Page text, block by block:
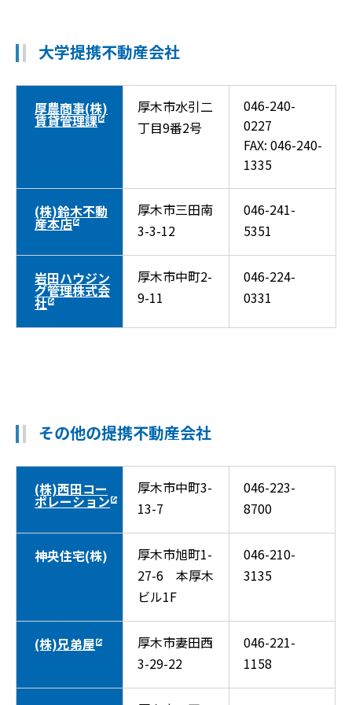
大学提携不動産会社
厚農商事(株)
賃貸管理課
厚木市水引二
丁目9番2号
046-240-
0227
FAX: 046-240-
1335
(株)鈴木不動
産本店
厚木市三田南
3-3-12
046-241-
5351
岩田ハウジン
グ管理株式会
社
厚木市中町2-
9-11
046-224-
0331
その他の提携不動産会社
(株)西田コー
ポレーション
厚木市中町3-
13-7
046-223-
8700
神央住宅(株)
厚木市旭町1-
27-6 本厚木
ビル1F
046-210-
3135
(株)兄弟屋
厚木市妻田西
3-29-22
046-221-
1158